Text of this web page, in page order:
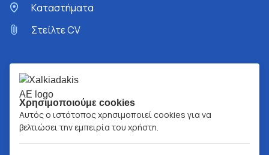
Kαταστήματα
Στείλτε CV
Χρησιμοποιούμε cookies
Αυτός ο ιστότοπος χρησιμοποιεί cookies για να
βελτιώσει την εμπειρία του χρήστη.